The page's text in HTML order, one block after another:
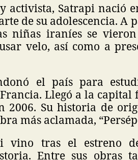
activista, Satrapi nació
de su adolescencia. A
niñas iraníes se
velo, así como a
el país para
Llegó a la capital
Su historia de
más aclamada,
vino tras el estreno
Entre sus obras